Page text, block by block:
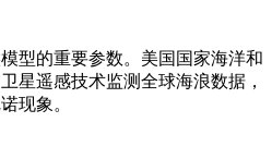
型的重要参数。美国国家海洋和
星遥感技术监测全球海浪数据，
现象。